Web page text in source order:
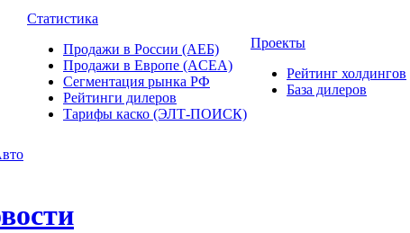
Статистика
Продажи в России (АЕБ)
Продажи в Европе (ACEA)
Сегментация рынка РФ
Рейтинги дилеров
Тарифы каско (ЭЛТ-ПОИСК)
Проекты
Рейтинг холдингов
База дилеров